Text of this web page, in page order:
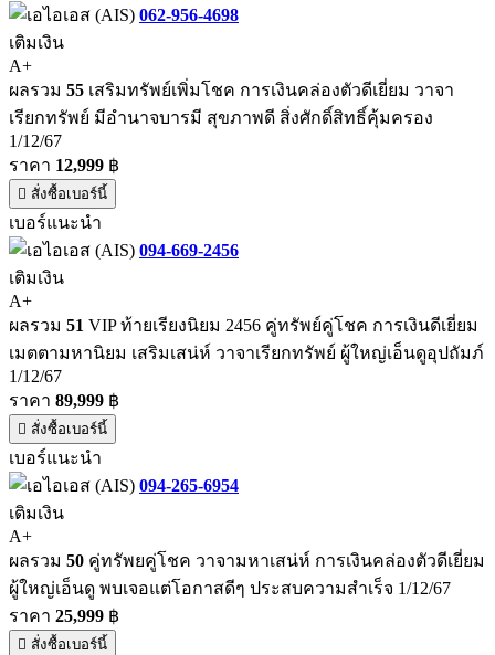
062-956-4698
เติมเงิน
A+
ผลรวม 55 เสริมทรัพย์เพิ่มโชค การเงินคล่องตัวดีเยี่ยม วาจา
เรียกทรัพย์ มีอำนาจบารมี สุขภาพดี สิ่งศักดิ์สิทธิ์คุ้มครอง
1/12/67
ราคา 12,999 ฿
สั่งซื้อเบอร์นี้
เบอร์แนะนำ
094-669-2456
เติมเงิน
A+
ผลรวม 51 VIP ท้ายเรียงนิยม 2456 คู่ทรัพย์คู่โชค การเงินดีเยี่ยม
เมตตามหานิยม เสริมเสน่ห์ วาจาเรียกทรัพย์ ผู้ใหญ่เอ็นดูอุปถัมภ์
1/12/67
ราคา 89,999 ฿
สั่งซื้อเบอร์นี้
เบอร์แนะนำ
094-265-6954
เติมเงิน
A+
ผลรวม 50 คู่ทรัพยคู่โชค วาจามหาเสน่ห์ การเงินคล่องตัวดีเยี่ยม
ผู้ใหญ่เอ็นดู พบเจอแต่โอกาสดีๆ ประสบความสำเร็จ 1/12/67
ราคา 25,999 ฿
สั่งซื้อเบอร์นี้